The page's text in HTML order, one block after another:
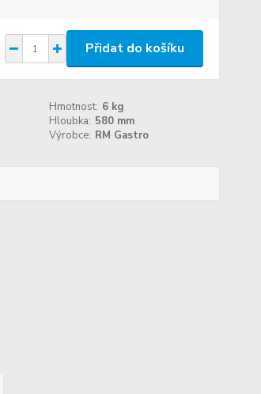
Přidat do košíku
Hmotnost: 6 kg
Hloubka: 580 mm
Výrobce: RM Gastro